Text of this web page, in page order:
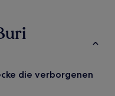
die verborgenen